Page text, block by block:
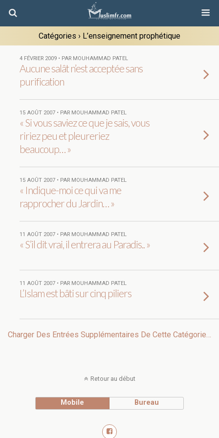
Catégories › L’enseignement prophétique
4 FÉVRIER 2009 • PAR MOUHAMMAD PATEL
Aucune salât n’est acceptée sans
purification
15 AOÛT 2007 • PAR MOUHAMMAD PATEL
« Si vous saviez ce que je sais, vous
ririez peu et pleureriez
beaucoup… »
15 AOÛT 2007 • PAR MOUHAMMAD PATEL
« Indique-moi ce qui va me
rapprocher du Jardin… »
11 AOÛT 2007 • PAR MOUHAMMAD PATEL
« S’il dit vrai, il entrera au Paradis.. »
11 AOÛT 2007 • PAR MOUHAMMAD PATEL
L’Islam est bâti sur cinq piliers
Charger Des Entrées Supplémentaires De Cette Catégorie…
Retour au début
Mobile Bureau